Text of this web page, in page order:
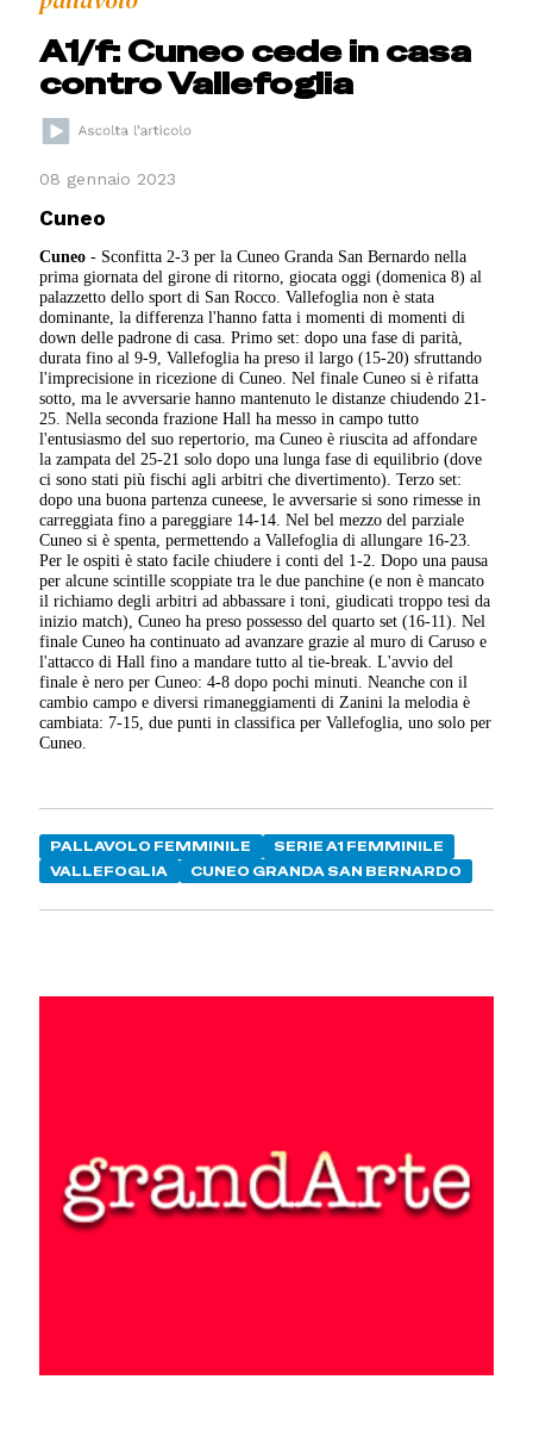
A1/f: Cuneo cede in casa
contro Vallefoglia
08 gennaio 2023
Cuneo
Cuneo - Sconfitta 2-3 per la Cuneo Granda San Bernardo nella
prima giornata del girone di ritorno, giocata oggi (domenica 8) al
palazzetto dello sport di San Rocco. Vallefoglia non è stata
dominante, la differenza l'hanno fatta i momenti di momenti di
down delle padrone di casa. Primo set: dopo una fase di parità,
durata fino al 9-9, Vallefoglia ha preso il largo (15-20) sfruttando
l'imprecisione in ricezione di Cuneo. Nel finale Cuneo si è rifatta
sotto, ma le avversarie hanno mantenuto le distanze chiudendo 21-
25. Nella seconda frazione Hall ha messo in campo tutto
l'entusiasmo del suo repertorio, ma Cuneo è riuscita ad affondare
la zampata del 25-21 solo dopo una lunga fase di equilibrio (dove
ci sono stati più fischi agli arbitri che divertimento). Terzo set:
dopo una buona partenza cuneese, le avversarie si sono rimesse in
carreggiata fino a pareggiare 14-14. Nel bel mezzo del parziale
Cuneo si è spenta, permettendo a Vallefoglia di allungare 16-23.
Per le ospiti è stato facile chiudere i conti del 1-2. Dopo una pausa
per alcune scintille scoppiate tra le due panchine (e non è mancato
il richiamo degli arbitri ad abbassare i toni, giudicati troppo tesi da
inizio match), Cuneo ha preso possesso del quarto set (16-11). Nel
finale Cuneo ha continuato ad avanzare grazie al muro di Caruso e
l'attacco di Hall fino a mandare tutto al tie-break. L'avvio del
finale è nero per Cuneo: 4-8 dopo pochi minuti. Neanche con il
cambio campo e diversi rimaneggiamenti di Zanini la melodia è
cambiata: 7-15, due punti in classifica per Vallefoglia, uno solo per
Cuneo.
PALLAVOLO FEMMINILE
SERIE A1 FEMMINILE
VALLEFOGLIA
CUNEO GRANDA SAN BERNARDO